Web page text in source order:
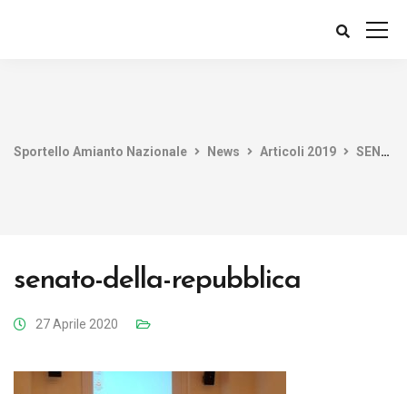
Sportello Amianto Nazionale News Articoli 2019 SENATO DELLA REPUBBLICA: FDI chiede audizione allo Sportello Amianto Nazionale
senato-della-repubblica
27 Aprile 2020